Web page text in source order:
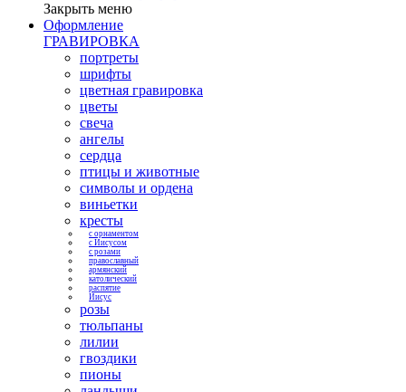
Закрыть меню
Оформление
ГРАВИРОВКА
портреты
шрифты
цветная гравировка
цветы
свеча
ангелы
сердца
птицы и животные
символы и ордена
виньетки
кресты
с орнаментом
с Иисусом
с розами
православный
армянский
католический
распятие
Иисус
розы
тюльпаны
лилии
гвоздики
пионы